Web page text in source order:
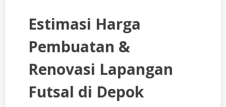
Estimasi Harga
Pembuatan &
Renovasi Lapangan
Futsal di Depok